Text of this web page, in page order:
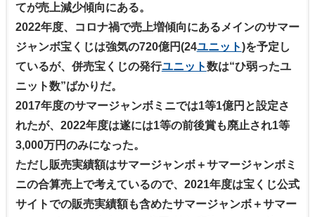
てが売上減少傾向にある。
2022年度、コロナ禍で売上増傾向にあるメインのサマー
ジャンボ宝くじは強気の720億円(24ユニット)を予定し
ているが、併売宝くじの発行ユニット数は“ひ弱ったユ
ニット数”ばかりだ。
2017年度のサマージャンボミニでは1等1億円と設定さ
れたが、2022年度は遂には1等の前後賞も廃止され1等
3,000万円のみになった。
ただし販売実績額はサマージャンボ＋サマージャンボミ
ニの合算売上で考えているので、2021年度は宝くじ公式
サイトでの販売実績額も含めたサマージャンボ＋サマー